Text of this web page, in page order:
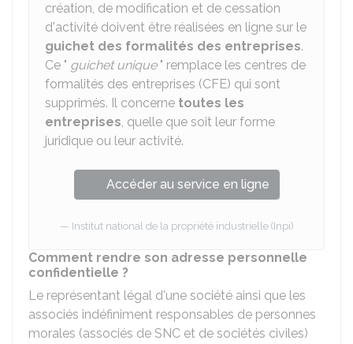
création, de modification et de cessation
d'activité doivent être réalisées en ligne sur le
guichet des formalités des entreprises.
Ce " guichet unique" remplace les centres de
formalités des entreprises (CFE) qui sont
supprimés. Il concerne toutes les
entreprises, quelle que soit leur forme
juridique ou leur activité.
Accéder au service en ligne
Institut national de la propriété industrielle (Inpi)
Comment rendre son adresse personnelle
confidentielle ?
Le représentant légal d'une société ainsi que les
associés indéfiniment responsables de personnes
morales (associés de SNC et de sociétés civiles)